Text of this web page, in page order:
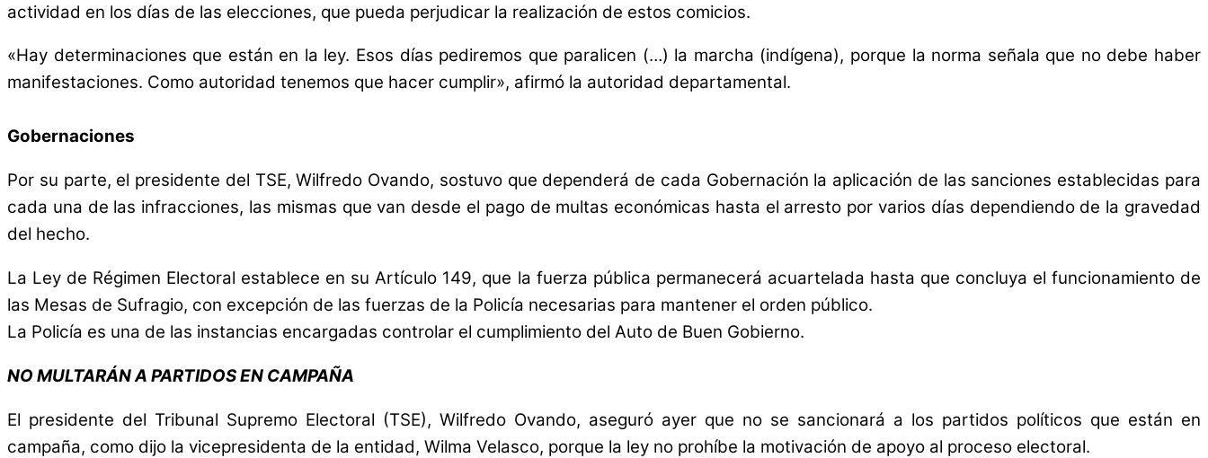
actividad en los días de las elecciones, que pueda perjudicar la realización de estos comicios.
«Hay determinaciones que están en la ley. Esos días pediremos que paralicen (…) la marcha (indígena), porque la norma señala que no debe haber
manifestaciones. Como autoridad tenemos que hacer cumplir», afirmó la autoridad departamental.
Gobernaciones
Por su parte, el presidente del TSE, Wilfredo Ovando, sostuvo que dependerá de cada Gobernación la aplicación de las sanciones establecidas para
cada una de las infracciones, las mismas que van desde el pago de multas económicas hasta el arresto por varios días dependiendo de la gravedad
del hecho.
La Ley de Régimen Electoral establece en su Artículo 149, que la fuerza pública permanecerá acuartelada hasta que concluya el funcionamiento de
las Mesas de Sufragio, con excepción de las fuerzas de la Policía necesarias para mantener el orden público.
La Policía es una de las instancias encargadas controlar el cumplimiento del Auto de Buen Gobierno.
NO MULTARÁN A PARTIDOS EN CAMPAÑA
El presidente del Tribunal Supremo Electoral (TSE), Wilfredo Ovando, aseguró ayer que no se sancionará a los partidos políticos que están en
campaña, como dijo la vicepresidenta de la entidad, Wilma Velasco, porque la ley no prohíbe la motivación de apoyo al proceso electoral.